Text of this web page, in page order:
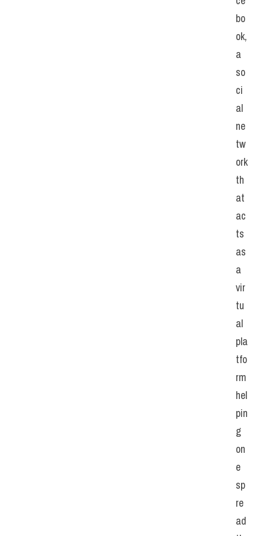
bo
ok,
a
so
ci
al
ne
tw
ork
th
at
ac
ts
as
a
vir
tu
al
pla
tfo
rm
hel
pin
g
on
e
sp
re
ad